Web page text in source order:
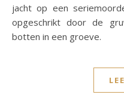
jacht op een
opgeschrikt door de
botten in een groeve.